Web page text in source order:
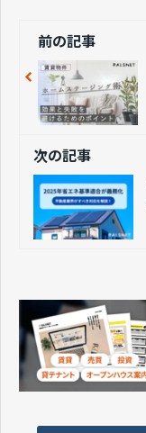
前の記事
次の記事